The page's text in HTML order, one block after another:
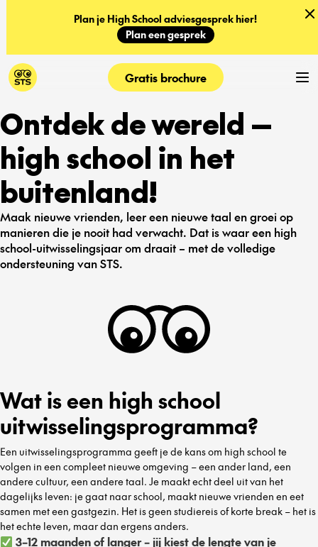
Plan je High School adviesgesprek hier!
Plan een gesprek
Gratis brochure
Ontdek de wereld —
high school in het
buitenland!
Maak nieuwe vrienden, leer een nieuwe taal en groei op
manieren die je nooit had verwacht. Dat is waar een high
school-uitwisselingsjaar om draait – met de volledige
ondersteuning van STS.
Wat is een high school
uitwisselingsprogramma?
Een uitwisselingsprogramma geeft je de kans om high school te
volgen in een compleet nieuwe omgeving – een ander land, een
andere cultuur, een andere taal. Je maakt echt deel uit van het
dagelijks leven: je gaat naar school, maakt nieuwe vrienden en eet
samen met een gastgezin. Het is geen studiereis of korte break – het is
het echte leven, maar dan ergens anders.
3–12 maanden of langer – jij kiest de lengte van je